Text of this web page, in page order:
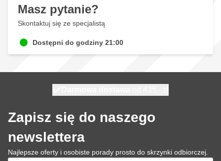
Masz pytanie?
Skontaktuj się ze specjalistą
Dostępni do godziny 21:00
Zapisz się do naszego
newslettera
Najlepsze oferty i osobiste porady prosto do skrzynki odbiorczej.